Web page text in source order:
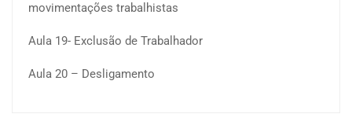
movimentações trabalhistas
Aula 19- Exclusão de Trabalhador
Aula 20 – Desligamento